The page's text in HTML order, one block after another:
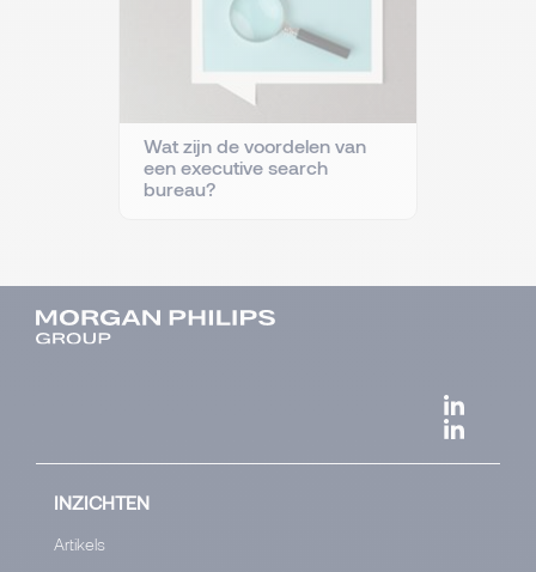
Wat zijn de voordelen van
een executive search
bureau?
INZICHTEN
Artikels